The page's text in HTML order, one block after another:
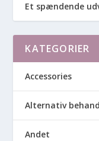
Et spændende
KATEGORIER
Accessories
Alternativ
Andet